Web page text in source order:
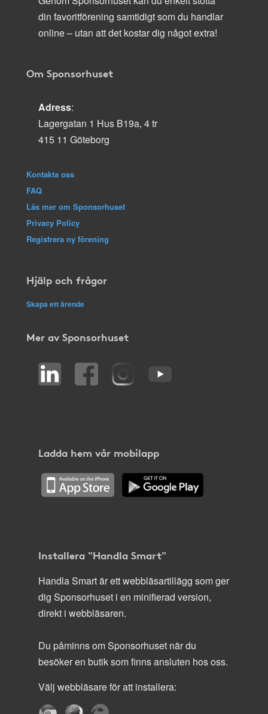
din favoritförening samtidigt som du handlar
online – utan att det kostar dig något extra!
Om Sponsorhuset
Adress:
Lagergatan 1 Hus B19a, 4 tr
415 11 Göteborg
Kontakta oss
FAQ
Läs mer om Sponsorhuset
Privacy Policy
Registrera ny förening
Hjälp och frågor
Skapa ett ärende
Mer av Sponsorhuset
Ladda hem vår mobilapp
Installera "Handla Smart"
Handla Smart är ett webbläsartillägg som ger
dig Sponsorhuset i en minifierad version,
direkt i webbläsaren.
Du påminns om Sponsorhuset när du
besöker en butik som finns ansluten hos oss.
Välj webbläsare för att installera: